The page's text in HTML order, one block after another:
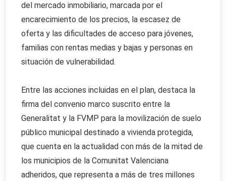
del mercado inmobiliario, marcada por el
encarecimiento de los precios, la escasez de
oferta y las dificultades de acceso para jóvenes,
familias con rentas medias y bajas y personas en
situación de vulnerabilidad.
Entre las acciones incluidas en el plan, destaca la
firma del convenio marco suscrito entre la
Generalitat y la FVMP para la movilización de suelo
público municipal destinado a vivienda protegida,
que cuenta en la actualidad con más de la mitad de
los municipios de la Comunitat Valenciana
adheridos, que representa a más de tres millones